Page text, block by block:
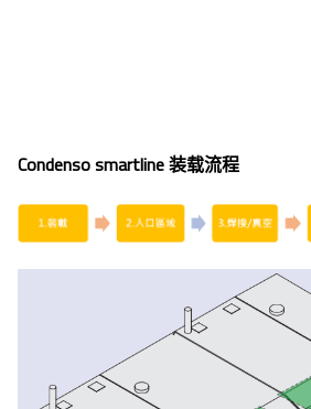
Condenso smartline 装载流程